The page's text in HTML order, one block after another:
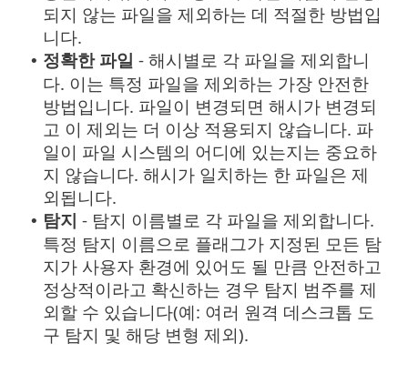
되지 않는 파일을 제외하는 데 적절한 방법입
니다.
• 정확한 파일 - 해시별로 각 파일을 제외합니
다. 이는 특정 파일을 제외하는 가장 안전한
방법입니다. 파일이 변경되면 해시가 변경되
고 이 제외는 더 이상 적용되지 않습니다. 파
일이 파일 시스템의 어디에 있는지는 중요하
지 않습니다. 해시가 일치하는 한 파일은 제
외됩니다.
• 탐지 - 탐지 이름별로 각 파일을 제외합니다.
특정 탐지 이름으로 플래그가 지정된 모든 탐
지가 사용자 환경에 있어도 될 만큼 안전하고
정상적이라고 확신하는 경우 탐지 범주를 제
외할 수 있습니다(예: 여러 원격 데스크톱 도
구 탐지 및 해당 변형 제외).